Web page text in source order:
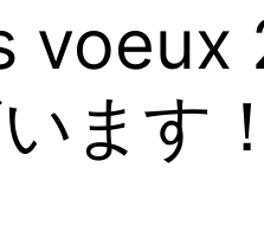
voeux
ます！